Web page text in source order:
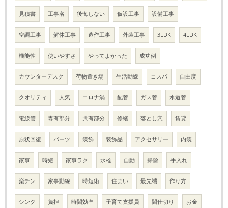
見積書 工事名 後悔しない 仮設工事 設備工事
空調工事 解体工事 造作工事 外装工事 3LDK 4LDK
機能性 使いやすさ やってよかった 成功例
カウンターデスク 荷物置き場 生活動線 コスパ 自由度
クオリティ 人気 コロナ渦 配管 ガス管 水道管
電線管 専有部分 共有部分 修繕 落とし穴 賃貸
原状回復 パーツ 装飾 装飾品 アクセサリー 内装
家事 時短 家事ラク 水栓 自動 掃除 手入れ
楽チン 家事動線 時短術 住まい 最先端 作り方
シンク 負担 時間効率 子育て支援員 間仕切り お金